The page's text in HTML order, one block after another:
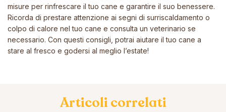
misure per rinfrescare il tuo cane e garantire il suo benessere.
Ricorda di prestare attenzione ai segni di surriscaldamento o
colpo di calore nel tuo cane e consulta un veterinario se
necessario. Con questi consigli, potrai aiutare il tuo cane a
stare al fresco e godersi al meglio l’estate!
Articoli correlati